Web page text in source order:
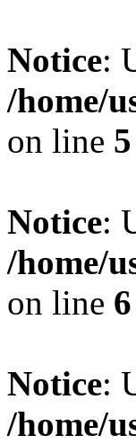
Notice:
/home/
on line 5
Notice:
/home/
on line 6
Notice:
/home/